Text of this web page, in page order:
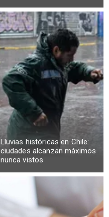
Lluvias históricas en Chile:
ciudades alcanzan máximos
nunca vistos